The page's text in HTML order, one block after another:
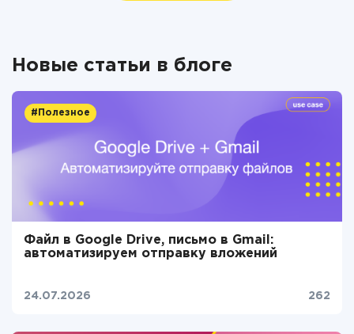
Новые статьи в блоге
#Полезное
Файл в Google Drive, письмо в Gmail:
автоматизируем отправку вложений
24.07.2026 262